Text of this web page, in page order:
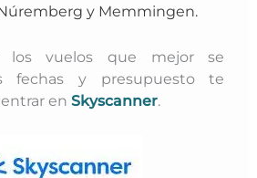
y Memmingen.
los vuelos que mejor se
fechas y presupuesto te
enSkyscanner.